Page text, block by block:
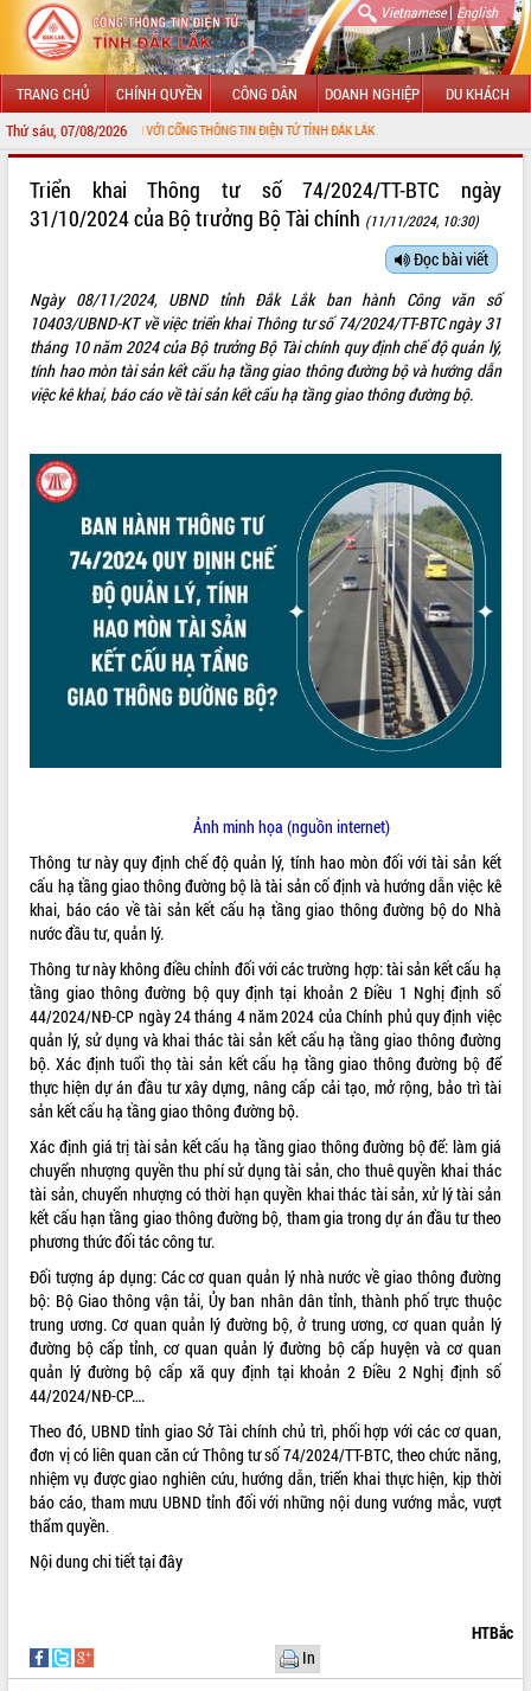
Vietnamese| English
TRANG CHỦ CHÍNH QUYỀN CÔNG DÂN DOANH NGHIỆP DU KHÁCH
Thứ sáu, 07/08/2026
CHÀO MỪNG ĐẾN VỚI CỔNG THÔNG TIN ĐIỆN TỬ TỈNH ĐẮK LẮK
LÃNH ĐẠO UBND TỈNH
SỞ, BAN, NGÀNH
UBND CÁC XÃ, PHƯỜNG
HỆ THỐNG VĂN BẢN
VĂN BẢN HĐND TỈNH
ĐIỂM TIN VĂN BẢN
QUY HOẠCH - KẾ HOẠCH
VIDEO
Khám bệnh, cấp phát thuốc miễn phí
và tặng quà người dân xã Cư Pui
Hội nghị UBND tỉnh Đắk Lắk thường kỳ
tháng 7/2026
Lễ truy tặng danh hiệu “Bà Mẹ Việt
Nam Anh hùng” và trao Huân chương
Lao động
UBND tỉnh Đắk Lắk triển khai nhiệm
vụ 6 tháng cuối năm 2026
Kỳ họp thứ Hai, Hội đồng nhân dân
Bí thư Tỉnh ủy Lương Nguyễn Minh
Triết thăm, tặng quà người có công với
ALBUM ẢNH
Triển khai Thông tư số 74/2024/TT-BTC ngày
31/10/2024 của Bộ trưởng Bộ Tài chính (11/11/2024, 10:30)
Đọc bài viết
Ngày 08/11/2024, UBND tỉnh Đắk Lắk ban hành Công văn số
10403/UBND-KT về việc triển khai Thông tư số 74/2024/TT-BTC ngày 31
tháng 10 năm 2024 của Bộ trưởng Bộ Tài chính quy định chế độ quản lý,
tính hao mòn tài sản kết cấu hạ tầng giao thông đường bộ và hướng dẫn
việc kê khai, báo cáo về tài sản kết cấu hạ tầng giao thông đường bộ.
Ảnh minh họa (nguồn internet)
Thông tư này quy định chế độ quản lý, tính hao mòn đối với tài sản kết
cấu hạ tầng giao thông đường bộ là tài sản cố định và hướng dẫn việc kê
khai, báo cáo về tài sản kết cấu hạ tầng giao thông đường bộ do Nhà
nước đầu tư, quản lý.
Thông tư này không điều chỉnh đối với các trường hợp: tài sản kết cấu hạ
tầng giao thông đường bộ quy định tại khoản 2 Điều 1 Nghị định số
44/2024/NĐ-CP ngày 24 tháng 4 năm 2024 của Chính phủ quy định việc
quản lý, sử dụng và khai thác tài sản kết cấu hạ tầng giao thông đường
bộ. Xác định tuổi thọ tài sản kết cấu hạ tầng giao thông đường bộ để
thực hiện dự án đầu tư xây dựng, nâng cấp cải tạo, mở rộng, bảo trì tài
sản kết cấu hạ tầng giao thông đường bộ.
Xác định giá trị tài sản kết cấu hạ tầng giao thông đường bộ để: làm giá
chuyển nhượng quyền thu phí sử dụng tài sản, cho thuê quyền khai thác
tài sản, chuyển nhượng có thời hạn quyền khai thác tài sản, xử lý tài sản
kết cấu hạn tầng giao thông đường bộ, tham gia trong dự án đầu tư theo
phương thức đối tác công tư.
Đối tượng áp dụng: Các cơ quan quản lý nhà nước về giao thông đường
bộ: Bộ Giao thông vận tải, Ủy ban nhân dân tỉnh, thành phố trực thuộc
trung ương. Cơ quan quản lý đường bộ, ở trung ương, cơ quan quản lý
đường bộ cấp tỉnh, cơ quan quản lý đường bộ cấp huyện và cơ quan
quản lý đường bộ cấp xã quy định tại khoản 2 Điều 2 Nghị định số
44/2024/NĐ-CP….
Theo đó, UBND tỉnh giao Sở Tài chính chủ trì, phối hợp với các cơ quan,
đơn vị có liên quan căn cứ Thông tư số 74/2024/TT-BTC, theo chức năng,
nhiệm vụ được giao nghiên cứu, hướng dẫn, triển khai thực hiện, kịp thời
báo cáo, tham mưu UBND tỉnh đối với những nội dung vướng mắc, vượt
thẩm quyền.
Nội dung chi tiếttại đây
HTBắc
In